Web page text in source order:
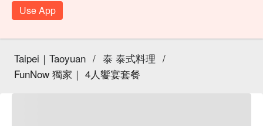
Use App
Taipei｜Taoyuan / 泰 泰式料理 /
FunNow 獨家｜ 4人饗宴套餐